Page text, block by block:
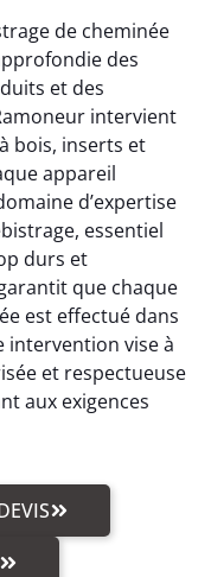
de cheminée
des
et des
intervient
bois, inserts et
appareil
d’expertise
essentiel
durs et
que chaque
est effectué dans
intervention vise à
et respectueuse
aux exigences